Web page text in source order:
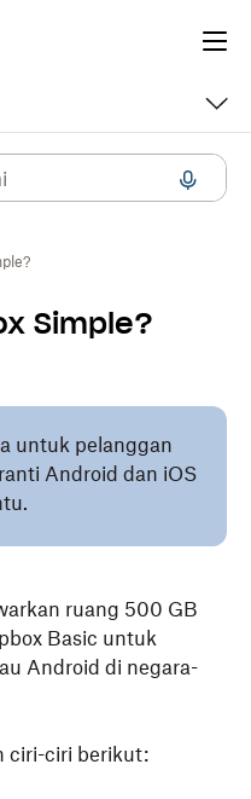
Simple?
untuk pelanggan
Android dan iOS
ruang 500 GB
Basic untuk
Android di negara-
ciri-ciri berikut: